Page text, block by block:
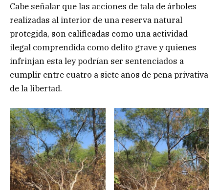
Cabe señalar que las acciones de tala de árboles
realizadas al interior de una reserva natural
protegida, son calificadas como una actividad
ilegal comprendida como delito grave y quienes
infrinjan esta ley podrían ser sentenciados a
cumplir entre cuatro a siete años de pena privativa
de la libertad.